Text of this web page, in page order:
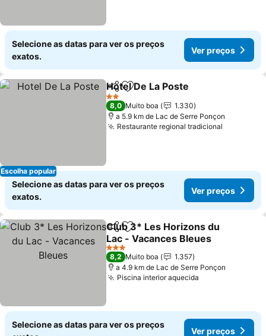
Selecione as datas para ver os preços
exatos.
Ver preços
Escolha popular
PartilharAdicionar aos favoritos
Hotel De La Poste
2 Estrelas
8,0 Muito boa
1.330
a 5.9 km de Lac de Serre Ponçon
Restaurante regional tradicional
Selecione as datas para ver os preços
exatos.
Ver preços
PartilharAdicionar aos favoritos
Club 3* Les Horizons du
Lac - Vacances Bleues
Ver preços
3 Estrelas
8,2 Muito boa
1.357
a 4.9 km de Lac de Serre Ponçon
Piscina interior aquecida
Selecione as datas para ver os preços
Ver preços